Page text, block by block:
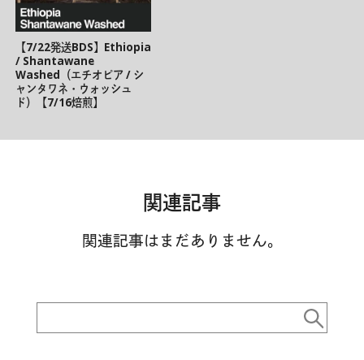
【7/22発送BDS】Ethiopia
/ Shantawane
Washed（エチオピア / シ
ャンタワネ・ウォッシュ
ド）【7/16焙煎】
関連記事
関連記事はまだありません。